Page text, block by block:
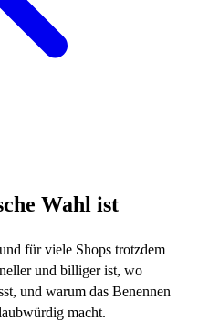
Wahl ist
für viele Shops trotzdem
und billiger ist, wo
und warum das Benennen
macht.